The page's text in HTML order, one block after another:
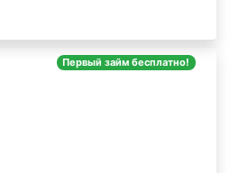
Первый займ бесплатно!